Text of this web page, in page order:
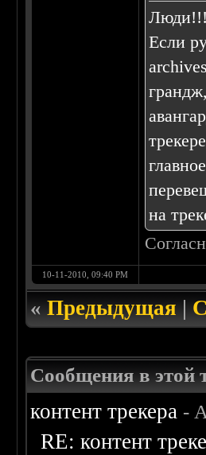
Люди!!!
Если
на
10-11-2010, 09:40 PM
«Предыдущая|
Сообщения в этой
контент трекера -
RE: контент